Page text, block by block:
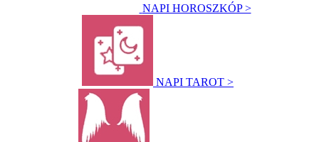
NAPI HOROSZKÓP >
NAPI TAROT >